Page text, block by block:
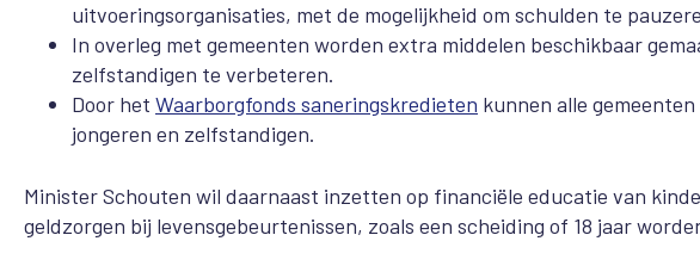
uitvoeringsorganisaties, met de mogelijkheid om schulden te
In overleg met gemeenten worden extra middelen beschikbaar
zelfstandigen te verbeteren.
Door het Waarborgfonds saneringskredieten kunnen alle
jongeren en zelfstandigen.
Minister Schouten wil daarnaast inzetten op financiële educatie van
geldzorgen bij levensgebeurtenissen, zoals een scheiding of 18 jaar